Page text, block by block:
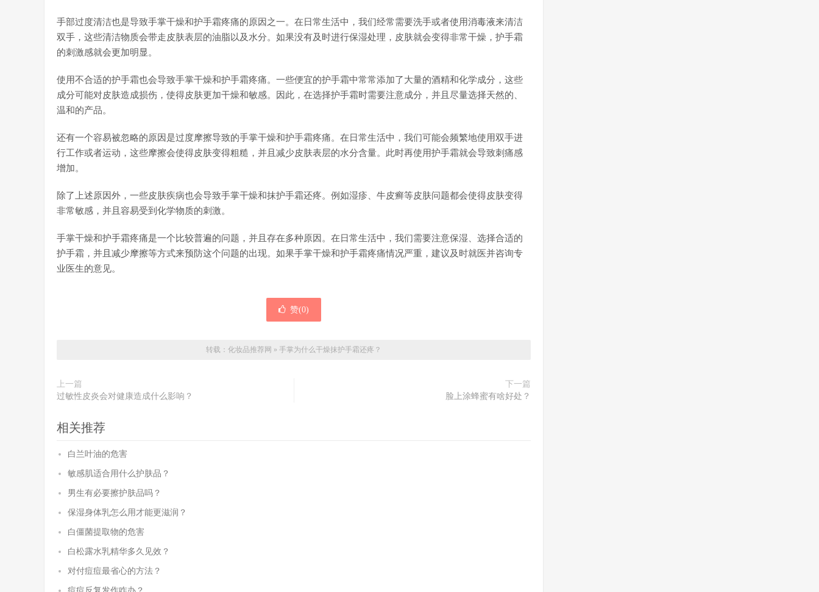
手部过度清洁也是导致手掌干燥和护手霜疼痛的原因之一。在日常生活中，我们经常需要洗手或者使用消毒液来清洁
双手，这些清洁物质会带走皮肤表层的油脂以及水分。如果没有及时进行保湿处理，皮肤就会变得非常干燥，护手霜
的刺激感就会更加明显。
使用不合适的护手霜也会导致手掌干燥和护手霜疼痛。一些便宜的护手霜中常常添加了大量的酒精和化学成分，这些
成分可能对皮肤造成损伤，使得皮肤更加干燥和敏感。因此，在选择护手霜时需要注意成分，并且尽量选择天然的、
温和的产品。
还有一个容易被忽略的原因是过度摩擦导致的手掌干燥和护手霜疼痛。在日常生活中，我们可能会频繁地使用双手进
行工作或者运动，这些摩擦会使得皮肤变得粗糙，并且减少皮肤表层的水分含量。此时再使用护手霜就会导致刺痛感
增加。
除了上述原因外，一些皮肤疾病也会导致手掌干燥和抹护手霜还疼。例如湿疹、牛皮癣等皮肤问题都会使得皮肤变得
非常敏感，并且容易受到化学物质的刺激。
手掌干燥和护手霜疼痛是一个比较普遍的问题，并且存在多种原因。在日常生活中，我们需要注意保湿、选择合适的
护手霜，并且减少摩擦等方式来预防这个问题的出现。如果手掌干燥和护手霜疼痛情况严重，建议及时就医并咨询专
业医生的意见。
赞(0)
转载： 化妆品推荐网 » 手掌为什么干燥抹护手霜还疼？
上一篇
过敏性皮炎会对健康造成什么影响？
下一篇
脸上涂蜂蜜有啥好处？
相关推荐
白兰叶油的危害
敏感肌适合用什么护肤品？
男生有必要擦护肤品吗？
保湿身体乳怎么用才能更滋润？
白僵菌提取物的危害
白松露水乳精华多久见效？
对付痘痘最省心的方法？